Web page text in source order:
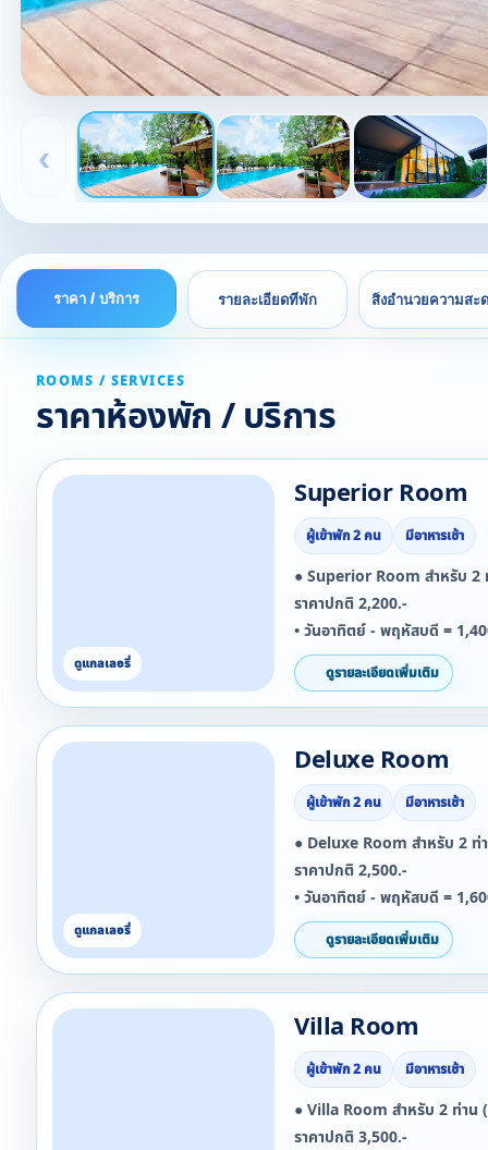
‹
ราคา / บริการ รายละเอียดที่พัก สิ่งอำนวยความสะ
ROOMS / SERVICES
ราคาห้องพัก / บริการ
Superior Room
ผู้เข้าพัก 2 คน มีอาหารเช้า
● Superior Room สำหรับ 2
ราคาปกติ 2,200.-
• วันอาทิตย์ - พฤหัสบดี =
• วันศุกร์ - เสาร์ = 1,600.-/ห้
• วันหยุดนักขัตฤกษ์ =
2569 จะไม่สามารถใช้โปรโมชั่
***ยกเว้นวันที่ 11 - 15 เมษาย
โปรโมชั่นนี้ได้***
ดูรายละเอียดเพิ่มเติม
Deluxe Room
ผู้เข้าพัก 2 คน มีอาหารเช้า
● Deluxe Room สำหรับ 2 ท่า
ราคาปกติ 2,500.-
• วันอาทิตย์ - พฤหัสบดี =
• วันศุกร์ - เสาร์ = 1,800.-/ห้
• วันหยุดนักขัตฤกษ์ =
2569 จะไม่สามารถใช้โปรโมชั่
***ยกเว้นวันที่ 11 - 15 เมษาย
โปรโมชั่นนี้ได้***
ดูรายละเอียดเพิ่มเติม
Villa Room
ผู้เข้าพัก 2 คน มีอาหารเช้า
● Villa Room สำหรับ 2 ท่าน (
ราคาปกติ 3,500.-